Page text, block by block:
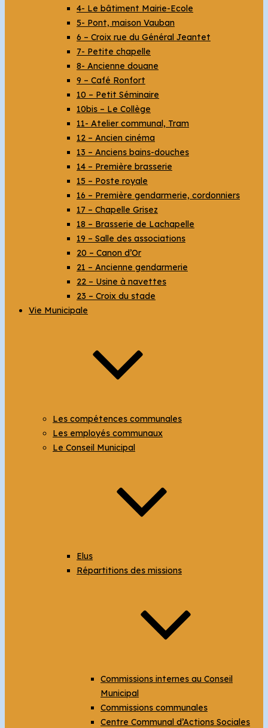
4- Le bâtiment Mairie-Ecole
5- Pont, maison Vauban
6 – Croix rue du Général Jeantet
7- Petite chapelle
8- Ancienne douane
9 – Café Ronfort
10 – Petit Séminaire
10bis – Le Collège
11- Atelier communal, Tram
12 – Ancien cinéma
13 – Anciens bains-douches
14 – Première brasserie
15 – Poste royale
16 – Première gendarmerie, cordonniers
17 – Chapelle Grisez
18 – Brasserie de Lachapelle
19 – Salle des associations
20 – Canon d’Or
21 – Ancienne gendarmerie
22 – Usine à navettes
23 – Croix du stade
Vie Municipale
Les compétences communales
Les employés communaux
Le Conseil Municipal
Elus
Répartitions des missions
Commissions internes au Conseil
Municipal
Commissions communales
Centre Communal d’Actions Sociales